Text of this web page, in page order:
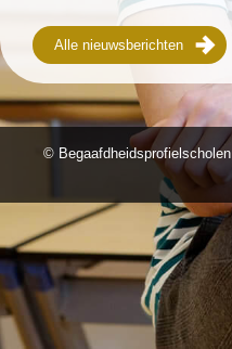
Alle nieuwsberichten
© Begaafdheidsprofielscholen